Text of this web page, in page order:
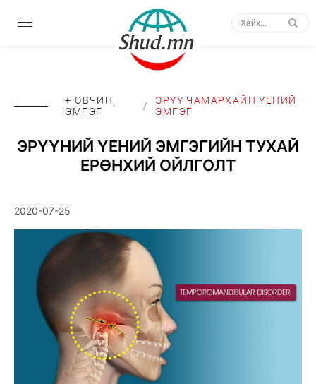
+ ӨВЧИН,
ЭМГЭГ
/
ЭРҮҮ ЧАМАРХАЙН ҮЕНИЙ
ЭМГЭГ
ЭРҮҮНИЙ ҮЕНИЙ ЭМГЭГИЙН ТУХАЙ
ЕРӨНХИЙ ОЙЛГОЛТ
2020-07-25